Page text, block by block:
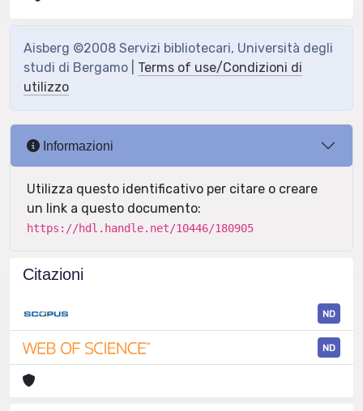
Aisberg ©2008 Servizi bibliotecari, Università degli
studi di Bergamo | Terms of use/Condizioni di
utilizzo
Informazioni
Utilizza questo identificativo per citare o creare
un link a questo documento:
https://hdl.handle.net/10446/180905
Citazioni
ND
ND